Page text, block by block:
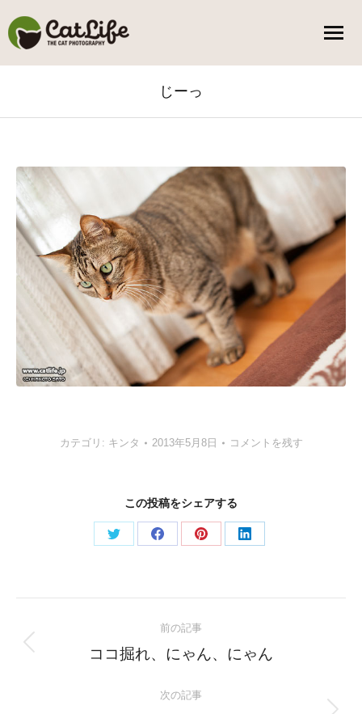
じーっ
カテゴリ: キンタ 2013年5月8日 コメントを残す
この投稿をシェアする
Share
Share
Share
Share
navigation
前の記事
Previous
ココ掘れ、にゃん、にゃん
次の記事